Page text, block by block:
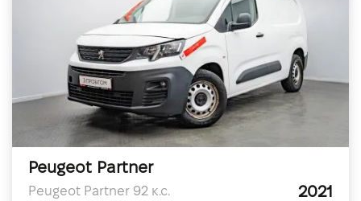
Peugeot Partner
Peugeot Partner 92 к.с. 2021